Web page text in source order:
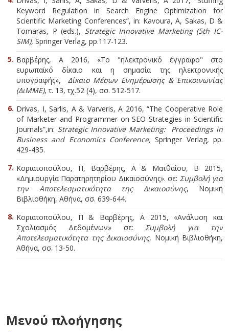
Keyword Regulation in Search Engine Optimization for
Scientific Marketing Conferences”, in: Kavoura, A, Sakas, D &
Tomaras, P (eds.), Strategic Innovative Marketing (5th IC-
SIM), Springer Verlag, pp.117-123.
Βαρβέρης, Α 2016, «Το "ηλεκτρονικό έγγραφο" στο
ευρωπαϊκό δίκαιο και η σημασία της ηλεκτρονικής
υπογραφής», Δίκαιο Μέσων Ενημέρωσης & Επικοινωνίας
(ΔιΜΜΕ), τ. 13, τχ.52 (4), σσ. 512-517.
Drivas, I, Sarlis, A & Varveris, A 2016, “The Cooperative Role
of Marketer and Programmer on SEO Strategies in Scientific
Journals”,in: Strategic Innovative Marketing: Proceedings in
Business and Economics Conference,Springer Verlag,pp.
429-435.
Κοριατοπούλου, Π, Βαρβέρης, Α & Ματθαίου, Β 2015,
«Δημιουργία Παρατηρητηρίου Δικαιοσύνης». σε: Συμβολή για
την Αποτελεσματικότητα της Δικαιοσύνης, Νομική
Βιβλιοθήκη, Αθήνα, σσ. 639-644.
Κοριατοπούλου, Π & Βαρβέρης, Α 2015, «Ανάλυση και
Σχολιασμός Δεδομένων» σε:Συμβολή για την
Αποτελεσματικότητα της Δικαιοσύνης, Νομική Βιβλιοθήκη,
Αθήνα, σσ. 13-50.
Μενού πλοήγησης